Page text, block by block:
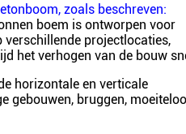
zoals beschreven:
boem is ontworpen voor
verschillende projectlocaties,
het verhogen van de bouw
horizontale en verticale
gebouwen, bruggen,